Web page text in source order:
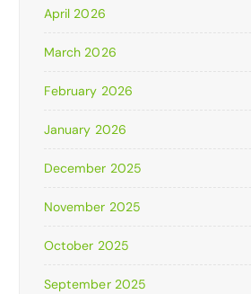
April 2026
March 2026
February 2026
January 2026
December 2025
November 2025
October 2025
September 2025